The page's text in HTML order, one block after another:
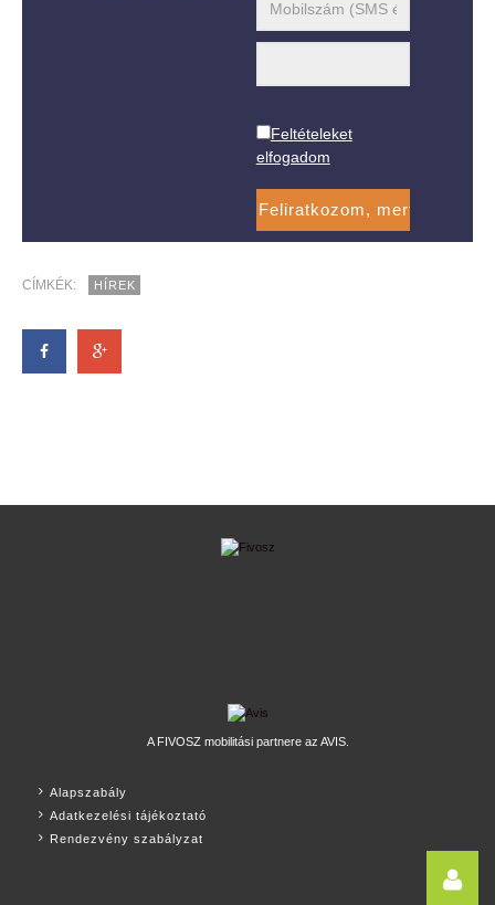
Feltételeket
elfogadom
CÍMKÉK: HÍREK
A FIVOSZ mobilitási partnere az AVIS.
Alapszabály
Adatkezelési tájékoztató
Rendezvény szabályzat